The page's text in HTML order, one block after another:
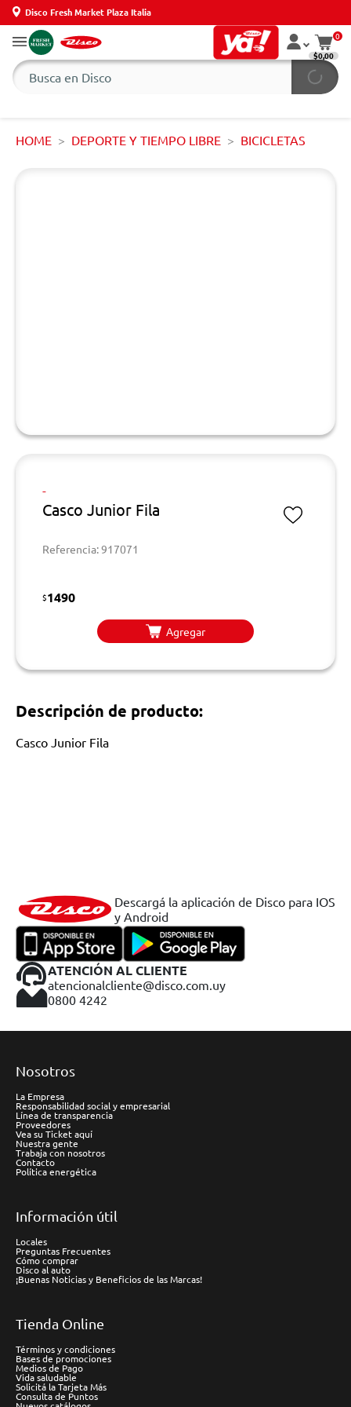
Disco Fresh Market Plaza Italia
0
$0,00
HOME DEPORTE Y TIEMPO LIBRE BICICLETAS
-
Casco Junior Fila
Referencia: 917071
$1490
Agregar
Descripción de producto:
Casco Junior Fila
Descargá la aplicación de Disco para IOS
y Android
ATENCIÓN AL CLIENTE
atencionalcliente@disco.com.uy
0800 4242
Nosotros
La Empresa
Responsabilidad social y empresarial
Línea de transparencia
Proveedores
Vea su Ticket aquí
Nuestra gente
Trabaja con nosotros
Contacto
Política energética
Información útil
Locales
Preguntas Frecuentes
Cómo comprar
Disco al auto
¡Buenas Noticias y Beneficios de las Marcas!
Tienda Online
Términos y condiciones
Bases de promociones
Medios de Pago
Vida saludable
Solicitá la Tarjeta Más
Consulta de Puntos